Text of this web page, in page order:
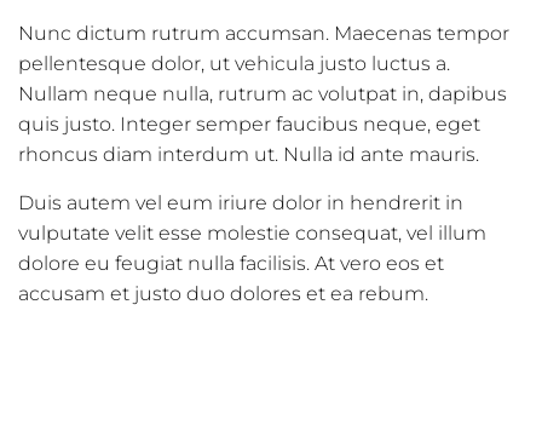
Nunc dictum rutrum accumsan. Maecenas tempor
pellentesque dolor, ut vehicula justo luctus a.
Nullam neque nulla, rutrum ac volutpat in, dapibus
quis justo. Integer semper faucibus neque, eget
rhoncus diam interdum ut. Nulla id ante mauris.
Duis autem vel eum iriure dolor in hendrerit in
vulputate velit esse molestie consequat, vel illum
dolore eu feugiat nulla facilisis. At vero eos et
accusam et justo duo dolores et ea rebum.